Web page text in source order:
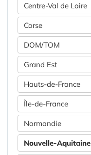
Centre-Val de Loire
Corse
DOM/TOM
Grand Est
Hauts-de-France
Île-de-France
Normandie
Nouvelle-Aquitaine